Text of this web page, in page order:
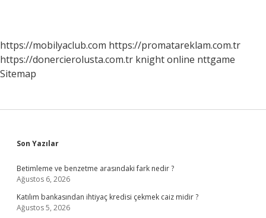
https://mobilyaclub.com https://promatareklam.com.tr
https://donercierolusta.com.tr knight online nttgame
Sitemap
Sidebar
Son Yazılar
Betimleme ve benzetme arasındaki fark nedir ?
Ağustos 6, 2026
Katılım bankasından ihtiyaç kredisi çekmek caiz midir ?
Ağustos 5, 2026